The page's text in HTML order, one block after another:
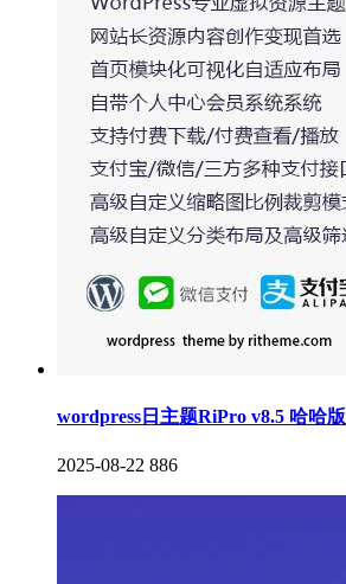
wordpress日主题RiPro v8.5 哈哈版
2025-08-22 886